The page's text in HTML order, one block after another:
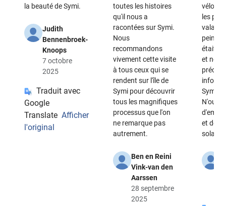
la beauté de Symi.
Judith
Bennenbroek-
Knoops
7 octobre
2025
Traduit avec
Google
Translate Afficher
l'original
toutes les histoires
qu'il nous a
racontées sur Symi.
Nous
recommandons
vivement cette visite
à tous ceux qui se
rendent sur l'île de
Symi pour découvrir
tous les magnifiques
processus que l'on
ne remarque pas
autrement.
Ben en Reini
Vink-van den
Aarssen
28 septembre
2025
vélos
les
peine.
était
et
Symi
et de la
solaire.